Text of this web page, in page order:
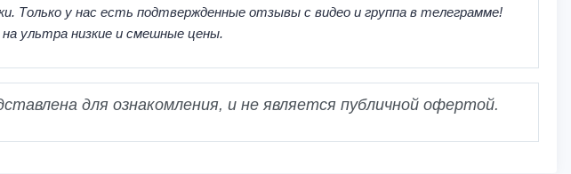
Только у нас есть подтвержденные отзывы с видео и группа в телеграмме!
ультра низкие и смешные цены.
для ознакомления, и не является публичной офертой.